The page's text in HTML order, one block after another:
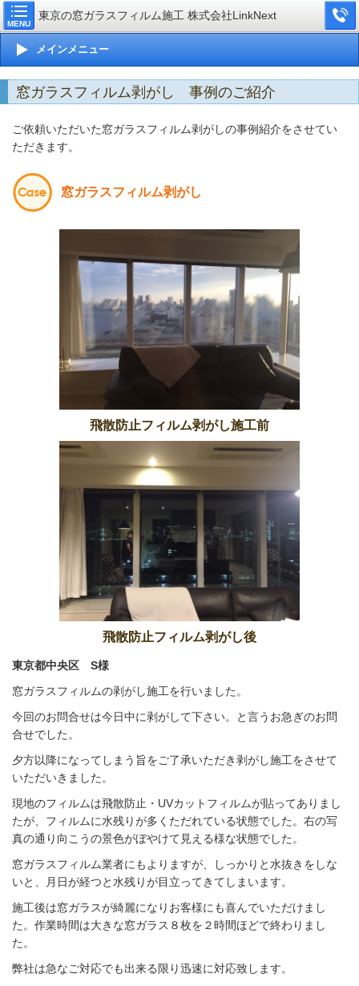
MENU
東京の窓ガラスフィルム施工 株式会社LinkNext
メインメニュー
窓ガラスフィルム剥がし 事例のご紹介
ご依頼いただいた窓ガラスフィルム剥がしの事例紹介をさせてい
ただきます。
窓ガラスフィルム剥がし
飛散防止フィルム剥がし施工前
飛散防止フィルム剥がし後
東京都中央区 S様
窓ガラスフィルムの剥がし施工を行いました。
今回のお問合せは今日中に剥がして下さい。と言うお急ぎのお問
合せでした。
夕方以降になってしまう旨をご了承いただき剥がし施工をさせて
いただいきました。
現地のフィルムは飛散防止・UVカットフィルムが貼ってありまし
たが、フィルムに水残りが多くただれている状態でした。右の写
真の通り向こうの景色がぼやけて見える様な状態でした。
窓ガラスフィルム業者にもよりますが、しっかりと水抜きをしな
いと、月日が経つと水残りが目立ってきてしまいます。
施工後は窓ガラスが綺麗になりお客様にも喜んでいただけまし
た。作業時間は大きな窓ガラス８枚を２時間ほどで終わりまし
た。
弊社は急なご対応でも出来る限り迅速に対応致します。